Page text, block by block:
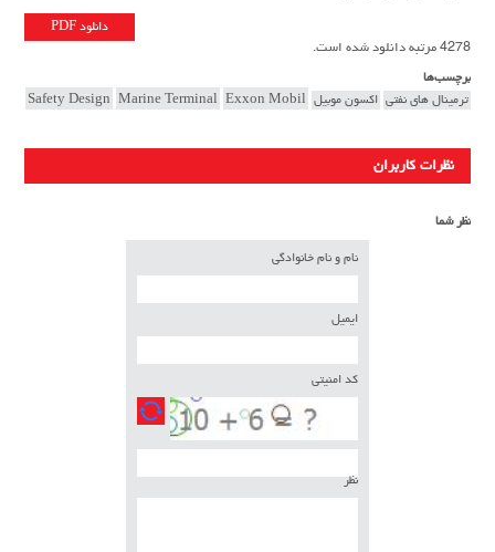
دانلود PDF
4278 مرتبه دانلود شده است.
برچسب‌ها
ترمینال های نفتی اکسون موبیل Exxon Mobil
Marine Terminal
Safety Design
نظرات کاربران
نظر شما
نام و نام خانوادگی
ایمیل
کد امنیتی
نظر